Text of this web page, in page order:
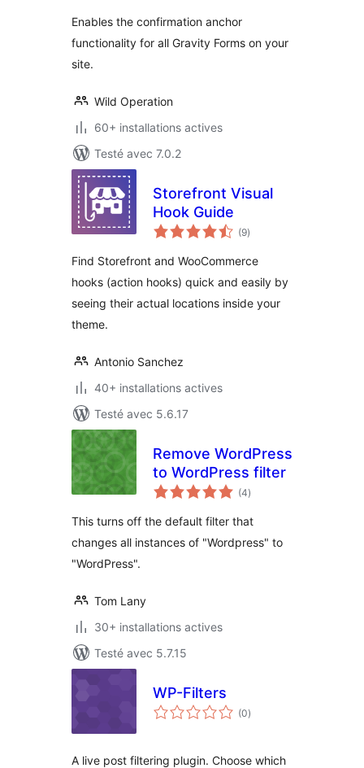
Enables the confirmation anchor
functionality for all Gravity Forms on your
site.
Wild Operation
60+ installations actives
Testé avec 7.0.2
Storefront Visual
Hook Guide
(9notes
en
)
Find Storefront and WooCommerce
hooks (action hooks) quick and easily by
seeing their actual locations inside your
theme.
Antonio Sanchez
40+ installations actives
Testé avec 5.6.17
Remove WordPress
to WordPress filter
(4notes
en
)
This turns off the default filter that
changes all instances of "Wordpress" to
"WordPress".
Tom Lany
30+ installations actives
Testé avec 5.7.15
WP-Filters
(0notes
en
)
A live post filtering plugin. Choose which